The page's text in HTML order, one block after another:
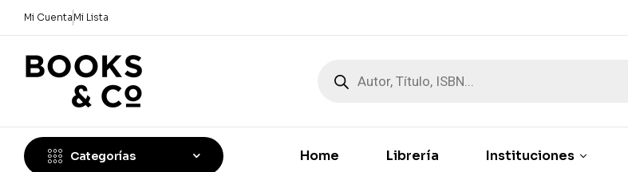
Mi Cuenta Mi Lista
Categorías Home Librería Instituciones